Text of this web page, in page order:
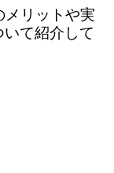
リットや実
て紹介して